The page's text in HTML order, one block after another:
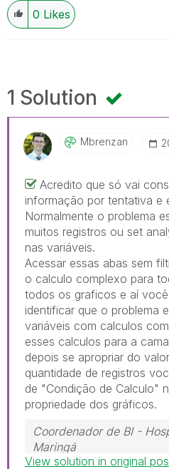
0 Likes
1 Solution
Mbrenzan
Acredito que só vai
informação por tentativa e
Normalmente o problema
muitos registros ou set
nas variáveis.
Acessar essas abas sem
o calculo complexo para
todos os graficos e aí
identificar que o problema
variáveis com calculos
esses calculos para a
depois se apropriar do
quantidade de registros
de "Condição de Calculo"
propriedade dos gráficos.
Coordenador de BI -
Maringá
View solution in original